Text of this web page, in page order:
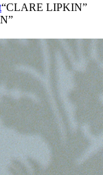
“CLARE LIPKIN”